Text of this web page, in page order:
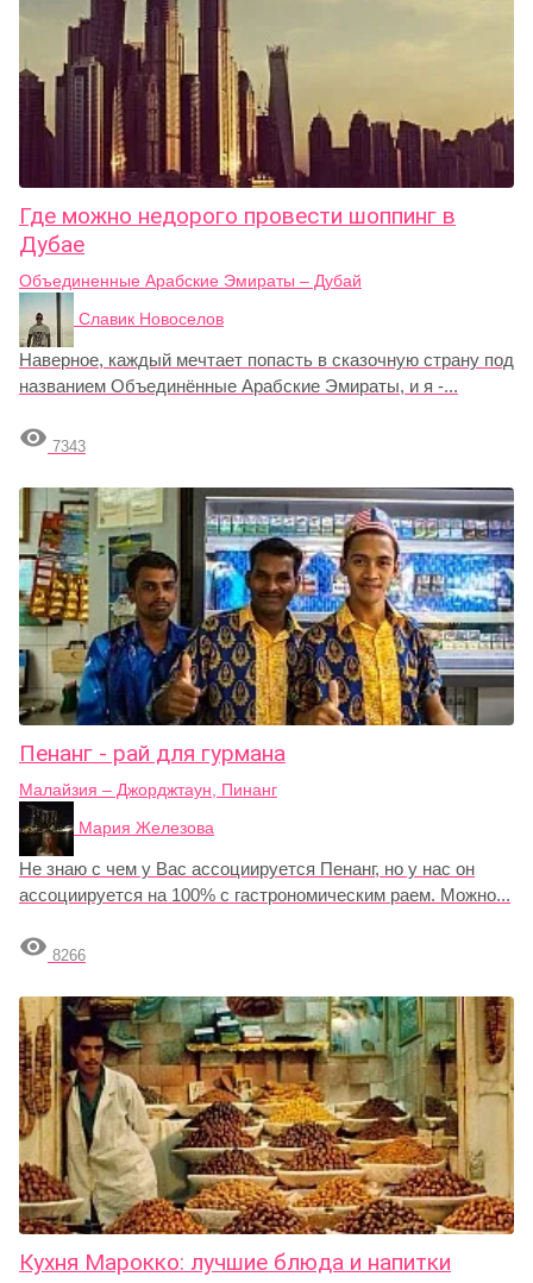
Где можно недорого провести шоппинг в
Дубае
Объединенные Арабские Эмираты – Дубай
Славик Новоселов
Наверное, каждый мечтает попасть в сказочную страну под
названием Объединённые Арабские Эмираты, и я -...
 7343
Пенанг - рай для гурмана
Малайзия – Джорджтаун, Пинанг
Мария Железова
Не знаю с чем у Вас ассоциируется Пенанг, но у нас он
ассоциируется на 100% c гастрономическим раем. Можно...
 8266
Кухня Марокко: лучшие блюда и напитки